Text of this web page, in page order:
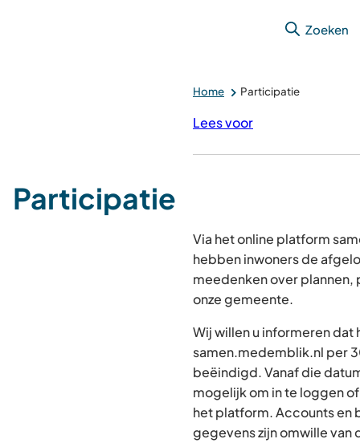
Zoeken
Home Participatie
Lees voor
Participatie
Via het online platform
hebben inwoners de
meedenken over
onze gemeente.
Wij willen u informeren dat
samen.medemblik.nl per
beëindigd. Vanaf die
mogelijk om in te loggen
het platform. Accounts en
gegevens zijn omwille van